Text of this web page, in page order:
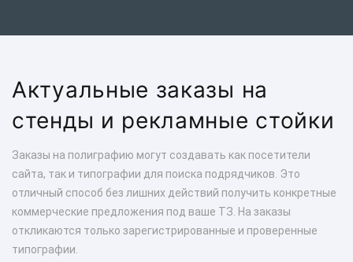
Актуальные заказы на
стенды и рекламные стойки
Заказы на полиграфию могут создавать как посетители
сайта, так и типографии для поиска подрядчиков. Это
отличный способ без лишних действий получить конкретные
коммерческие предложения под ваше ТЗ. На заказы
откликаются только зарегистрированные и проверенные
типографии.